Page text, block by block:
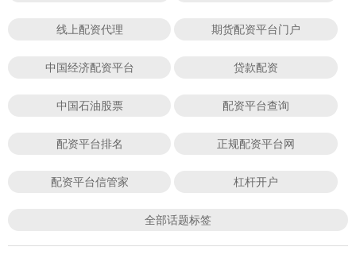
线上配资代理 期货配资平台门户
中国经济配资平台 贷款配资
中国石油股票 配资平台查询
配资平台排名 正规配资平台网
配资平台信管家 杠杆开户
全部话题标签